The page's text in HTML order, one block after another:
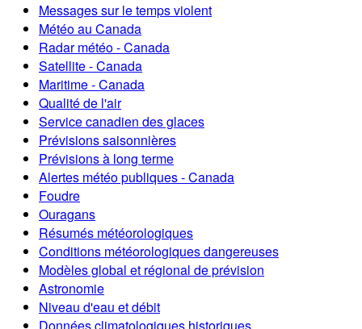
Messages sur le temps violent
Météo au Canada
Radar météo - Canada
Satellite - Canada
Maritime - Canada
Qualité de l'air
Service canadien des glaces
Prévisions saisonnières
Prévisions à long terme
Alertes météo publiques - Canada
Foudre
Ouragans
Résumés météorologiques
Conditions météorologiques dangereuses
Modèles global et régional de prévision
Astronomie
Niveau d'eau et débit